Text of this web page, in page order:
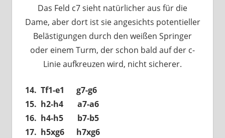
Das Feld c7 sieht natürlicher aus für die
Dame, aber dort ist sie angesichts potentieller
Belästigungen durch den weißen Springer
oder einem Turm, der schon bald auf der c-
Linie aufkreuzen wird, nicht sicherer.
14. Tf1-e1 g7-g6
15. h2-h4 a7-a6
16. h4-h5 b7-b5
17. h5xg6 h7xg6